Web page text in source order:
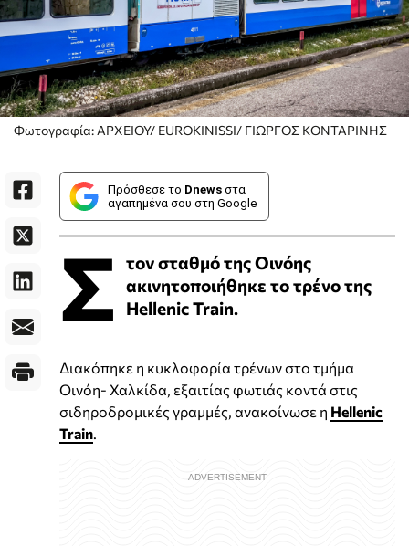
Φωτογραφία: ΑΡΧΕΙΟΥ/ EUROKINISSI/ ΓΙΩΡΓΟΣ ΚΟΝΤΑΡΙΝΗΣ
Πρόσθεσε το Dnews στα
αγαπημένα σου στη Google
Σ τον σταθμό της Οινόης
ακινητοποιήθηκε το τρένο της
Hellenic Train.
Διακόπηκε η κυκλοφορία τρένων στο τμήμα
Οινόη- Χαλκίδα, εξαιτίας φωτιάς κοντά στις
σιδηροδρομικές γραμμές, ανακοίνωσε η Hellenic
Train.